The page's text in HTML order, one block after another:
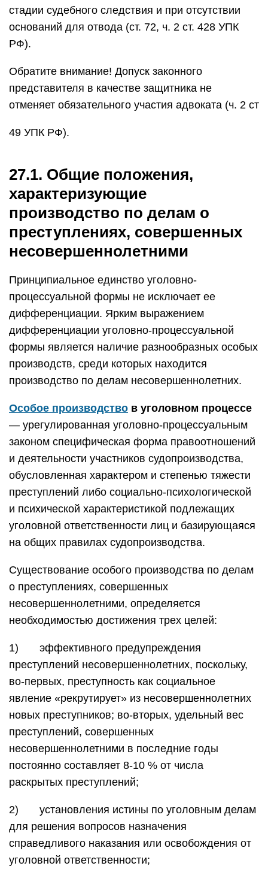
стадии судебного следствия и при отсутствии
оснований для отвода (ст. 72, ч. 2 ст. 428 УПК
РФ).
Обратите внимание! Допуск законного
представителя в качестве защитника не
отменяет обязательного участия адвоката (ч. 2 ст
49 УПК РФ).
27.1. Общие положения,
характеризующие
производство по делам о
преступлениях, совершенных
несовершеннолетними
Принципиальное единство уголовно-
процессуальной формы не исключает ее
дифференциации. Ярким выражением
дифференциации уголовно-процессуальной
формы является наличие разнообразных особых
производств, среди которых находится
производство по делам несовершеннолетних.
Особое производство в уголовном процессе
— урегулированная уголовно-процессуальным
законом специфическая форма правоотношений
и деятельности участников судопроизводства,
обусловленная характером и степенью тяжести
преступлений либо социально-психологической
и психической характеристикой подлежащих
уголовной ответственности лиц и базирующаяся
на общих правилах судопроизводства.
Существование особого производства по делам
о преступлениях, совершенных
несовершеннолетними, определяется
необходимостью достижения трех целей:
1) эффективного предупреждения
преступлений несовершеннолетних, поскольку,
во-первых, преступность как социальное
явление «рекрутирует» из несовершеннолетних
новых преступников; во-вторых, удельный вес
преступлений, совершенных
несовершеннолетними в последние годы
постоянно составляет 8-10 % от числа
раскрытых преступлений;
2) установления истины по уголовным делам
для решения вопросов назначения
справедливого наказания или освобождения от
уголовной ответственности;